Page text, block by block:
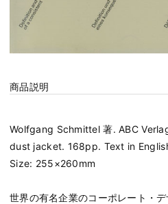
商品説明
Wolfgang Schmittel 著. ABC
dust jacket. 168pp. Text in
Size: 255×260mm
世界の有名企業のコーポレート・